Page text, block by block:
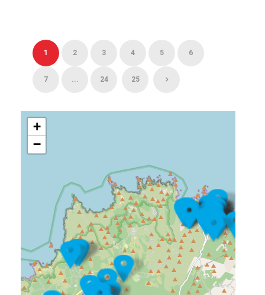
1 2 3 4 5 6
7 ... 24 25
+
−